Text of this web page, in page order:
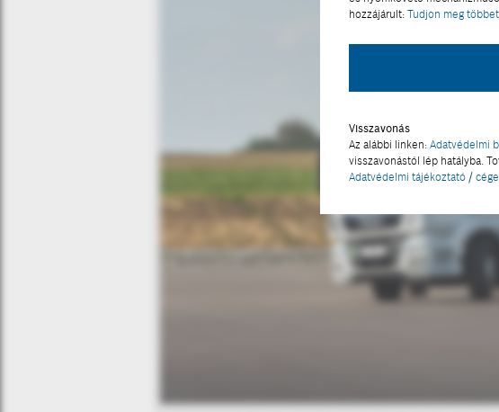
hozzájárult: Tudjon meg többet
Visszavonás
Az alábbi linken: Adatvédelmi
visszavonástól lép hatályba.
Adatvédelmi tájékoztató /